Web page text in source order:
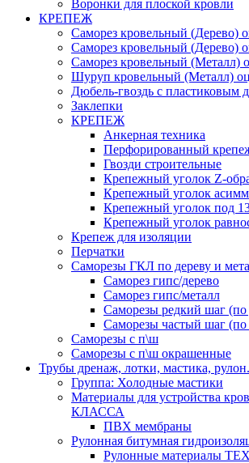
Воронки для плоской кровли
КРЕПЕЖ
Саморез кровельный (Дерево)
Саморез кровельный (Дерево)
Саморез кровельный (Металл)
Шуруп кровельный (Металл)
Дюбель-гвоздь с пластиковым
Заклепки
КРЕПЕЖ
Анкерная техника
Перфорированный
Гвозди строительные
Крепежный уголок Z-
Крепежный уголок
Крепежный уголок под
Крепежный уголок
Крепеж для изоляции
Перчатки
Саморезы ГКЛ по дереву и
Саморез гипс/дерево
Саморез гипс/металл
Саморезы редкий шаг (по
Саморезы частый шаг (по
Саморезы с п\ш
Саморезы с п\ш окрашенные
Трубы дренаж, лотки, мастика,
Группа: Холодные мастики
Материалы для устройства
КЛАССА
ПВХ мембраны
Рулонная битумная
Рулонные материалы